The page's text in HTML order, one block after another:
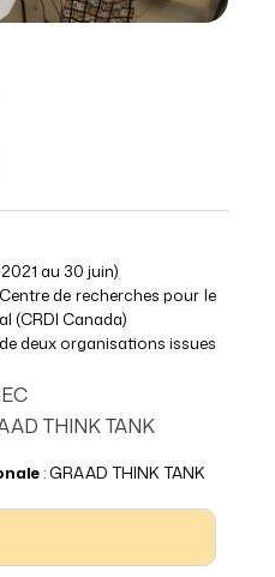
au 30 juin)
de recherches pour le
(CRDI Canada)
deux organisations issues
THINK TANK
: GRAAD THINK TANK